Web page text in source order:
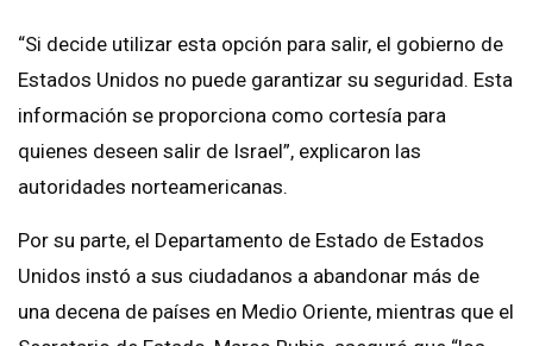
“Si decide utilizar esta opción para salir, el gobierno de
Estados Unidos no puede garantizar su seguridad. Esta
información se proporciona como cortesía para
quienes deseen salir de Israel”, explicaron las
autoridades norteamericanas.
Por su parte, el Departamento de Estado de Estados
Unidos instó a sus ciudadanos a abandonar más de
una decena de países en Medio Oriente, mientras que el